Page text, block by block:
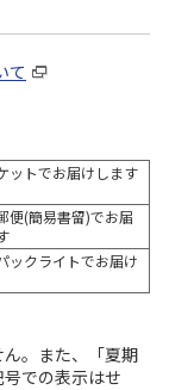
て
ットでお届けします
便(簡易書留)でお届
ックライトでお届け
。また、「夏期
での表示はせ